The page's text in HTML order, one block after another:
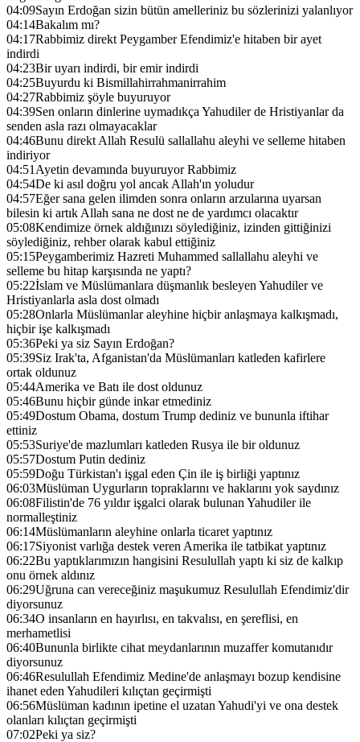
04:09Sayın Erdoğan sizin bütün amelleriniz bu sözlerinizi yalanlıyor
04:14Bakalım mı?
04:17Rabbimiz direkt Peygamber Efendimiz'e hitaben bir ayet
indirdi
04:23Bir uyarı indirdi, bir emir indirdi
04:25Buyurdu ki Bismillahirrahmanirrahim
04:27Rabbimiz şöyle buyuruyor
04:39Sen onların dinlerine uymadıkça Yahudiler de Hristiyanlar da
senden asla razı olmayacaklar
04:46Bunu direkt Allah Resulü sallallahu aleyhi ve selleme hitaben
indiriyor
04:51Ayetin devamında buyuruyor Rabbimiz
04:54De ki asıl doğru yol ancak Allah'ın yoludur
04:57Eğer sana gelen ilimden sonra onların arzularına uyarsan
bilesin ki artık Allah sana ne dost ne de yardımcı olacaktır
05:08Kendimize örnek aldığınızı söylediğiniz, izinden gittiğinizi
söylediğiniz, rehber olarak kabul ettiğiniz
05:15Peygamberimiz Hazreti Muhammed sallallahu aleyhi ve
selleme bu hitap karşısında ne yaptı?
05:22İslam ve Müslümanlara düşmanlık besleyen Yahudiler ve
Hristiyanlarla asla dost olmadı
05:28Onlarla Müslümanlar aleyhine hiçbir anlaşmaya kalkışmadı,
hiçbir işe kalkışmadı
05:36Peki ya siz Sayın Erdoğan?
05:39Siz Irak'ta, Afganistan'da Müslümanları katleden kafirlere
ortak oldunuz
05:44Amerika ve Batı ile dost oldunuz
05:46Bunu hiçbir günde inkar etmediniz
05:49Dostum Obama, dostum Trump dediniz ve bununla iftihar
ettiniz
05:53Suriye'de mazlumları katleden Rusya ile bir oldunuz
05:57Dostum Putin dediniz
05:59Doğu Türkistan'ı işgal eden Çin ile iş birliği yaptınız
06:03Müslüman Uygurların topraklarını ve haklarını yok saydınız
06:08Filistin'de 76 yıldır işgalci olarak bulunan Yahudiler ile
normalleştiniz
06:14Müslümanların aleyhine onlarla ticaret yaptınız
06:17Siyonist varlığa destek veren Amerika ile tatbikat yaptınız
06:22Bu yaptıklarımızın hangisini Resulullah yaptı ki siz de kalkıp
onu örnek aldınız
06:29Uğruna can vereceğiniz maşukumuz Resulullah Efendimiz'dir
diyorsunuz
06:34O insanların en hayırlısı, en takvalısı, en şereflisi, en
merhametlisi
06:40Bununla birlikte cihat meydanlarının muzaffer komutanıdır
diyorsunuz
06:46Resulullah Efendimiz Medine'de anlaşmayı bozup kendisine
ihanet eden Yahudileri kılıçtan geçirmişti
06:56Müslüman kadının ipetine el uzatan Yahudi'yi ve ona destek
olanları kılıçtan geçirmişti
07:02Peki ya siz?